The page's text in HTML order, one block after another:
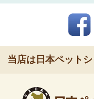
当店は日本ペット